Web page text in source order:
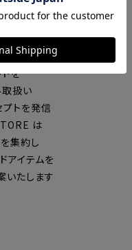
在7店舗の
展開
を
扱い
トを発信
は
集約し
アイテムを
いたします